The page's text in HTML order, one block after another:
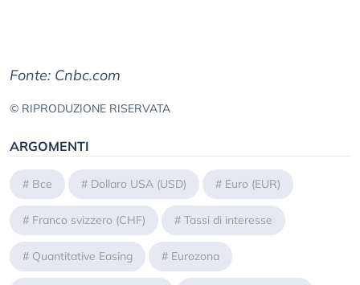
Fonte: Cnbc.com
© RIPRODUZIONE RISERVATA
ARGOMENTI
# Bce # Dollaro USA (USD) # Euro (EUR)
# Franco svizzero (CHF) # Tassi di interesse
# Quantitative Easing # Eurozona